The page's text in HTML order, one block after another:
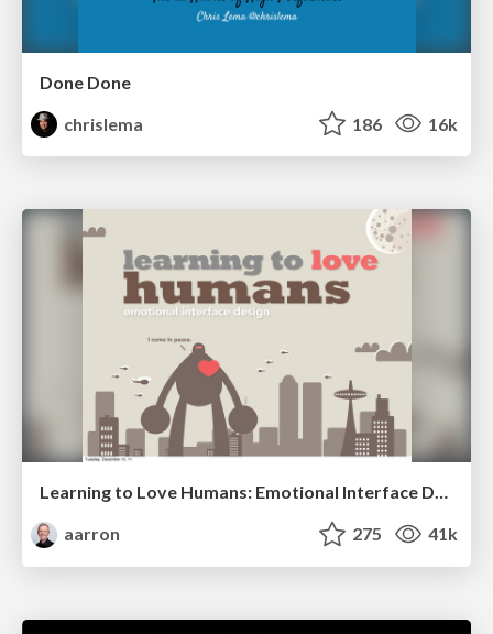
Done Done
chrislema
186 16k
Learning to Love Humans: Emotional Interface Design
aarron
275 41k